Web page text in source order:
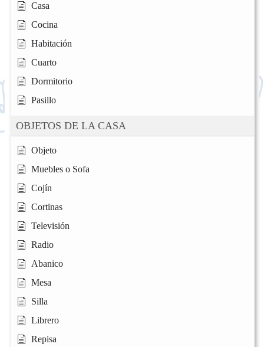
Casa
Cocina
Habitación
Cuarto
Dormitorio
Pasillo
OBJETOS DE LA CASA
Objeto
Muebles o Sofa
Cojín
Cortinas
Televisión
Radio
Abanico
Mesa
Silla
Librero
Repisa